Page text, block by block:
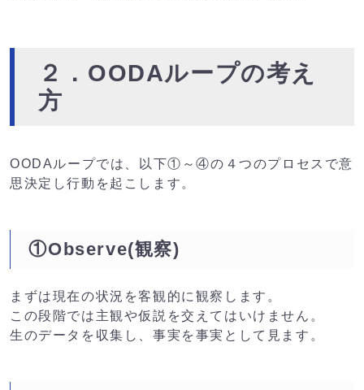
２．OODAループの考え
方
OODAループでは、以下①～④の４つのプロセスで意
思決定し行動を起こします。
①Observe(観察)
まずは現在の状況を客観的に観察します。
この段階では主観や仮説を交えてはいけません。
生のデータを収集し、事実を事実として見ます。